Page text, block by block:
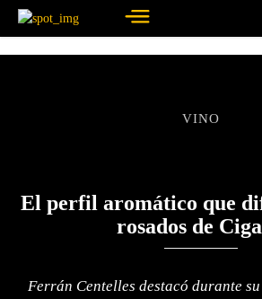
VINO
El perfil aromático que
rosados de
Ferrán Centelles destacó durante